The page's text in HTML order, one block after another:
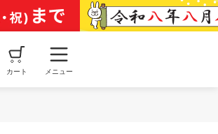
カート メニュー